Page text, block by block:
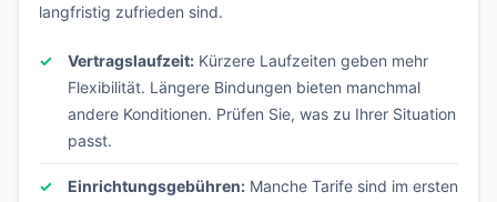
langfristig zufrieden sind.
Vertragslaufzeit: Kürzere Laufzeiten geben mehr
Flexibilität. Längere Bindungen bieten manchmal
andere Konditionen. Prüfen Sie, was zu Ihrer Situation
passt.
Einrichtungsgebühren: Manche Tarife sind im ersten